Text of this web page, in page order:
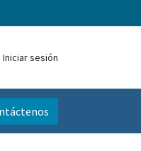
Iniciar sesión